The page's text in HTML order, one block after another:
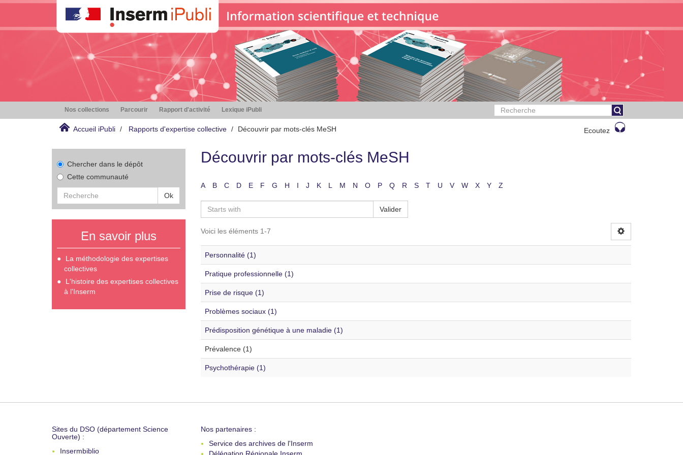
Nos collections Parcourir Rapport d'activité Lexique iPubli
Accueil iPubli Rapports d'expertise collective Découvrir par mots-clés MeSH Ecoutez
Chercher dans le dépôt
Cette communauté
Ok
En savoir plus
La méthodologie des expertises
collectives
L'histoire des expertises collectives
à l'Inserm
Découvrir par mots-clés MeSH
A B C D E F G H I J K L M N O P Q R S T U V W X Y Z
Valider
Voici les éléments 1-7
Personnalité (1)
Pratique professionnelle (1)
Prise de risque (1)
Problèmes sociaux (1)
Prédisposition génétique à une maladie (1)
Prévalence (1)
Psychothérapie (1)
Sites du DSO (département Science
Ouverte) :
Insermbiblio
Nos partenaires :
Service des archives de l'Inserm